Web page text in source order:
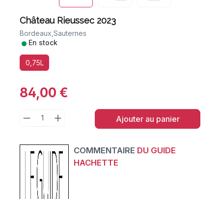
Château Rieussec 2023
Bordeaux, Sauternes
•En stock
0,75L
84,00 €
Ajouter au panier
COMMENTAIRE DU GUIDE
HACHETTE